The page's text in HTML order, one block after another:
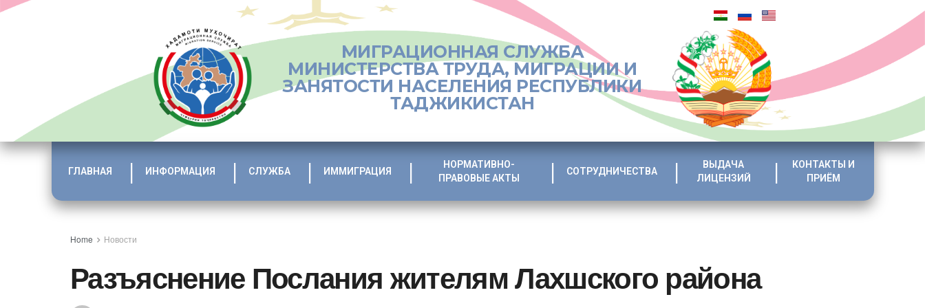
МИГРАЦИОННАЯ СЛУЖБА
МИНИСТЕРСТВА ТРУДА, МИГРАЦИИ И
ЗАНЯТОСТИ НАСЕЛЕНИЯ РЕСПУБЛИКИ
ТАДЖИКИСТАН
ГЛАВНАЯ ИНФОРМАЦИЯ СЛУЖБА ИММИГРАЦИЯ
НОРМАТИВНО-
ПРАВОВЫЕ АКТЫ
СОТРУДНИЧЕСТВА
ВЫДАЧА
ЛИЦЕНЗИЙ
КОНТАКТЫ И
ПРИЁМ
Home Новости
Разъяснение Послания жителям Лахшского района